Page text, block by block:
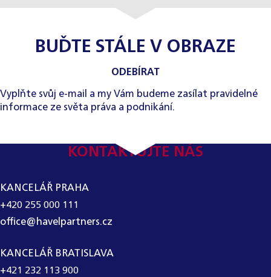
BUĎTE STÁLE V OBRAZE
ODEBÍRAT
Vyplňte svůj e-mail a my Vám budeme zasílat pravidelné
informace ze světa práva a podnikání.
KONTAKTUJTE NÁS
KANCELÁŘ PRAHA
+420 255 000 111
office@havelpartners.cz
KANCELÁŘ BRATISLAVA
+421 232 113 900